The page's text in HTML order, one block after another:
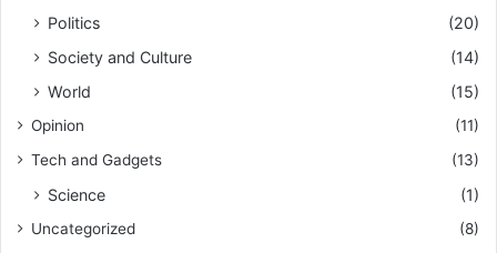
Politics
(20)
Society and Culture
(14)
World
(15)
Opinion
(11)
Tech and Gadgets
(13)
Science (1)
Uncategorized
(8)